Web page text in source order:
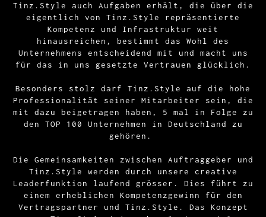
Tinz.Style auch Aufgaben erhält, die über die
eigentlich von Tinz.Style repräsentierte
Kompetenz und Infrastruktur weit
hinausreichen, bestimmt das Wohl des
Unternehmens entscheidend mit und macht uns
für das in uns gesetzte Vertrauen glücklich.
Besonders stolz darf Tinz.Style auf die hohe
Professionalität seiner Mitarbeiter sein, die
mit dazu beigetragen haben, 5 mal in Folge zu
den TOP 100 Unternehmen in Deutschland zu
gehören.
Die Gemeinsamkeiten zwischen Auftraggeber und
Tinz.Style werden durch unsere creative
Leaderfunktion laufend grösser. Dies führt zu
einem erheblichen Kompetenzgewinn für den
Vertragspartner und Tinz.Style. Das Konzept